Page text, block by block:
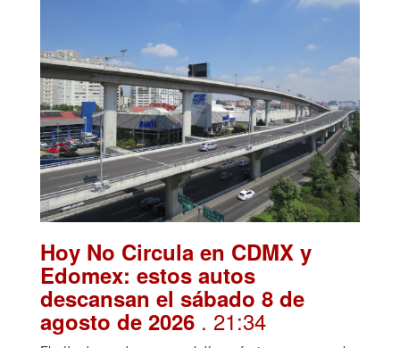
Hoy No Circula en CDMX y
Edomex: estos autos
descansan el sábado 8 de
agosto de 2026 . 21:34